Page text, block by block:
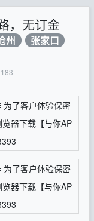
，无订金
州
张家口
为了客户体验保密
器下载【与你AP
为了客户体验保密
器下载【与你AP